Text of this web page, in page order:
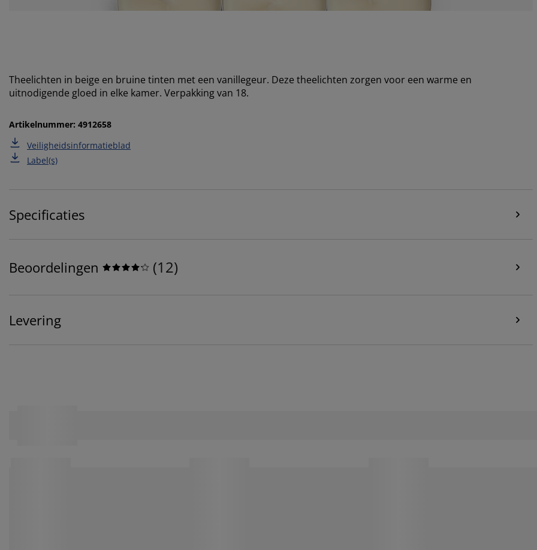
Theelichten in beige en bruine tinten met een vanillegeur. Deze theelichten zorgen voor een warme en
uitnodigende gloed in elke kamer. Verpakking van 18.
Artikelnummer: 4912658
Veiligheidsinformatieblad
Label(s)
Specificaties
Beoordelingen (12)
Levering